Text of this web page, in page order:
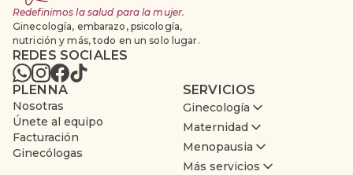
Redefinimos la salud para la mujer.
Ginecología, embarazo, psicología,
nutrición y más, todo en un solo lugar.
REDES SOCIALES
PLENNA
Nosotras
Únete al equipo
Facturación
Ginecólogas
SERVICIOS
Ginecología
Maternidad
Menopausia
Más servicios